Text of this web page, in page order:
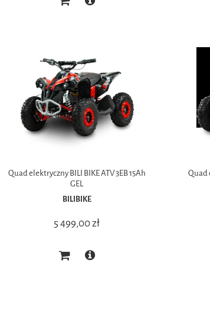
Quad elektryczny BILI BIKE ATV 3EB 15Ah
GEL
BILIBIKE
5 499,00 zł
Quad